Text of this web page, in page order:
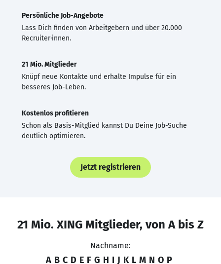
Persönliche Job-Angebote
Lass Dich finden von Arbeitgebern und über 20.000
Recruiter·innen.
21 Mio. Mitglieder
Knüpf neue Kontakte und erhalte Impulse für ein
besseres Job-Leben.
Kostenlos profitieren
Schon als Basis-Mitglied kannst Du Deine Job-Suche
deutlich optimieren.
Jetzt registrieren
21 Mio. XING Mitglieder, von A bis Z
Nachname:
A B C D E F G H I J K L M N O P